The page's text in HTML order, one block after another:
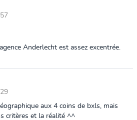
Anderlecht est assez excentrée.
aux 4 coins de bxls, mais
critères et la réalité ^^